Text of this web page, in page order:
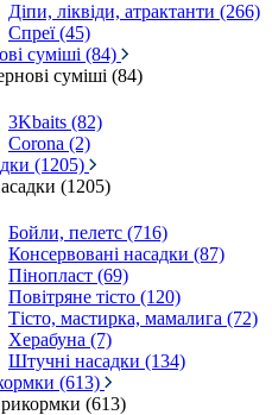
Діпи, ліквіди, атрактанти (266)
Спреї (45)
суміші (84)
суміші (84)
3Kbaits (82)
Corona (2)
(1205)
(1205)
Бойли, пелетс (716)
Консервовані насадки (87)
Пінопласт (69)
Повітряне тісто (120)
Тісто, мастирка, мамалига (72)
Херабуна (7)
Штучні насадки (134)
(613)
(613)